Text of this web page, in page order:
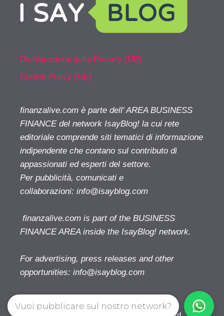
Dichiarazione sulla Privacy (UE)
Cookie Policy (UE)
finanzalive.com è parte dell' AREA BUSINESS
FINANCE del network IsayBlog! la cui rete
editoriale comprende siti tematici di informazione
indipendente che contano sul contributo di
appassionati ed esperti del settore.
Per pubblicità, comunicati e
collaborazioni: info@isayblog.com
finanzalive.com is part of the BUSINESS
FINANCE AREA inside the IsayBlog! network.
For advertising, press releases and other
opportunities: info@isayblog.com
Vuoi pubblicare sul nostro network?